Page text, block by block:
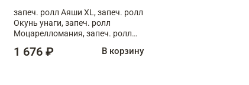
запеч. ролл Аяши XL, запеч. ролл
Окунь унаги, запеч. ролл
Моцарелломания, запеч. ролл
1 676 ₽ В корзину